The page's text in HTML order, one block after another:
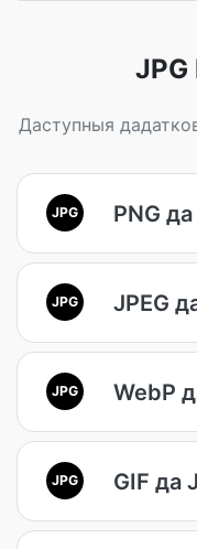
Даступныя
JPG PNG
JPG JPEG
JPG WebP
JPG GIF да